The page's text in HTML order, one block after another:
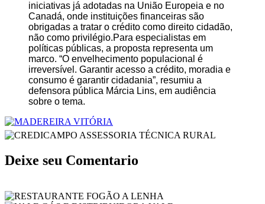
iniciativas já adotadas na União Europeia e no
Canadá, onde instituições financeiras são
obrigadas a tratar o crédito como direito cidadão,
não como privilégio.Para especialistas em
políticas públicas, a proposta representa um
marco. “O envelhecimento populacional é
irreversível. Garantir acesso a crédito, moradia e
consumo é garantir cidadania”, resumiu a
defensora pública Márcia Lins, em audiência
sobre o tema.
Deixe seu Comentario